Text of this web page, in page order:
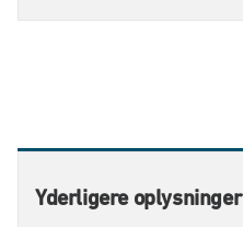
Yderligere oplysninger